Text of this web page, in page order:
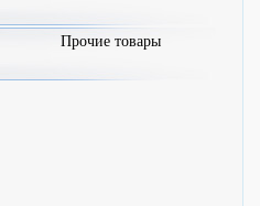
Прочие товары